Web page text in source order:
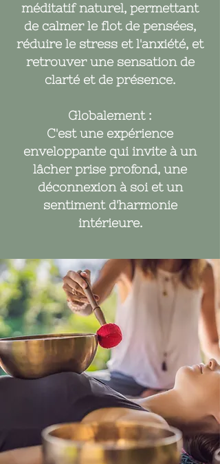
méditatif naturel, permettant
de calmer le flot de pensées,
réduire le stress et l'anxiété, et
retrouver une sensation de
clarté et de présence.
Globalement :
C'est une expérience
enveloppante qui invite à un
lâcher prise profond, une
déconnexion à soi et un
sentiment d'harmonie
intérieure.